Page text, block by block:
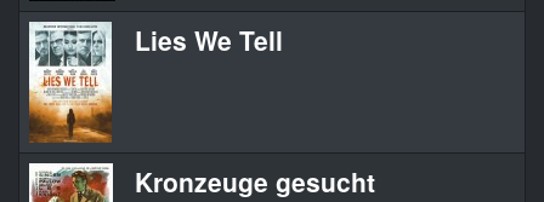
Lies We Tell
Kronzeuge gesucht